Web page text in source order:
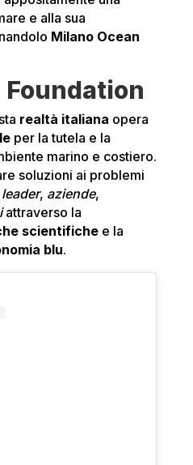
e alla sua
Milano Ocean
Foundation
realtà italiana opera
per la tutela e la
marino e costiero.
soluzioni ai problemi
leader, aziende,
attraverso la
scientifichee la
blu.